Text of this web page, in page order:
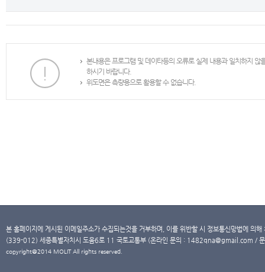
본내용은 프로그램 및 데이타등의 오류로 실제 내용과 일치하지
하시기 바랍니다.
위도면은 측량용으로 활용할 수 없습니다.
본 홈페이지에 게시된 이메일주소가 수집되는것을 거부하며, 이를 위반할 시 정보통신망법에 의
(339-012) 세종특별자치시 도움6로 11 국토교통부 (온라인 문의 : 1482qna@gmail.com /
copyright@2014 MOLIT All rights reserved.